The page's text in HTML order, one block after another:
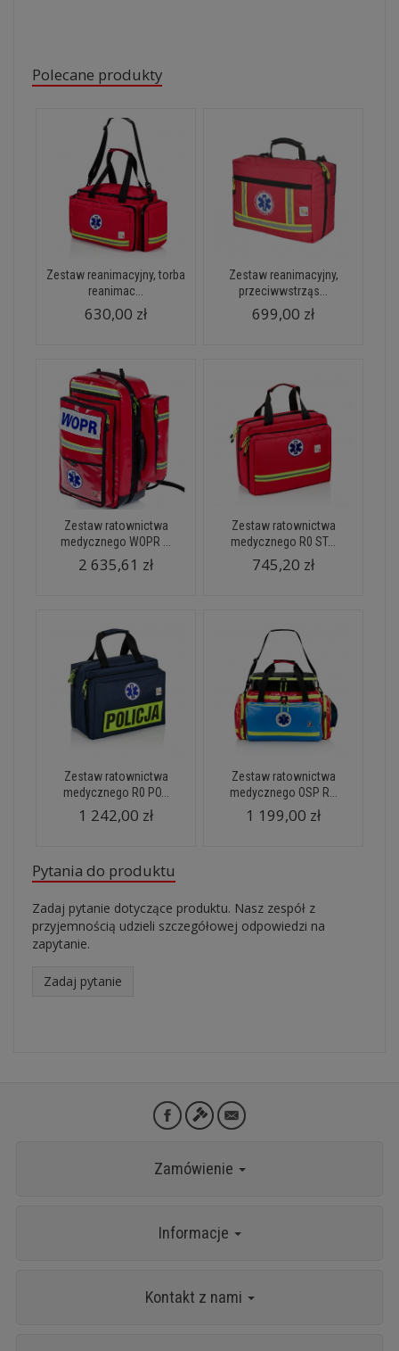
Polecane produkty
Zestaw reanimacyjny, torba
reanimac...
630,00 zł
Zestaw reanimacyjny,
przeciwwstrząs...
699,00 zł
Zestaw ratownictwa
medycznego WOPR ...
2 635,61 zł
Zestaw ratownictwa
medycznego R0 ST...
745,20 zł
Zestaw ratownictwa
medycznego R0 PO...
1 242,00 zł
Zestaw ratownictwa
medycznego OSP R...
1 199,00 zł
Pytania do produktu
Zadaj pytanie dotyczące produktu. Nasz zespół z
przyjemnością udzieli szczegółowej odpowiedzi na
zapytanie.
Zadaj pytanie
Zamówienie
Informacje
Kontakt z nami